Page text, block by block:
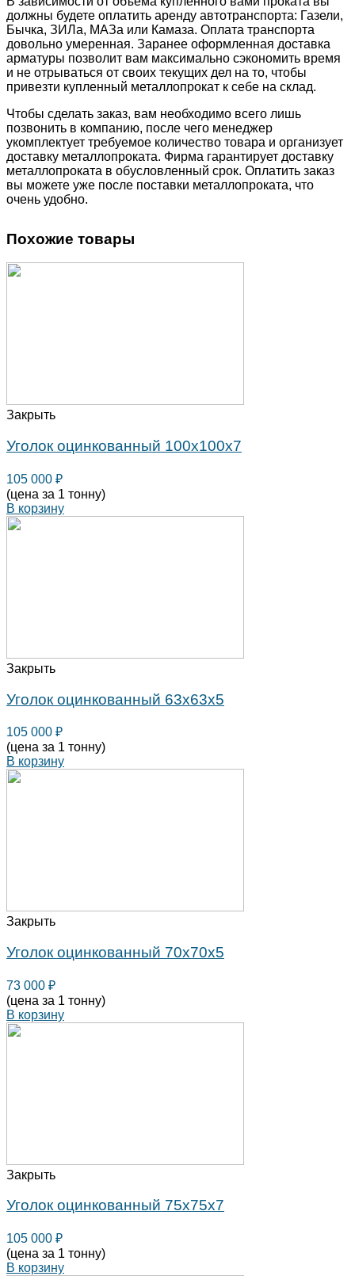
должны будете оплатить аренду автотранспорта: Газели,
Бычка, ЗИЛа, МАЗа или Камаза. Оплата транспорта
довольно умеренная. Заранее оформленная доставка
арматуры позволит вам максимально сэкономить время
и не отрываться от своих текущих дел на то, чтобы
привезти купленный металлопрокат к себе на склад.
Чтобы сделать заказ, вам необходимо всего лишь
позвонить в компанию, после чего менеджер
укомплектует требуемое количество товара и организует
доставку металлопроката. Фирма гарантирует доставку
металлопроката в обусловленный срок. Оплатить заказ
вы можете уже после поставки металлопроката, что
очень удобно.
Похожие товары
Закрыть
Уголок оцинкованный 100х100х7
105 000 ₽
(цена за 1 тонну)
В корзину
Закрыть
Уголок оцинкованный 63х63х5
105 000 ₽
(цена за 1 тонну)
В корзину
Закрыть
Уголок оцинкованный 70х70х5
73 000 ₽
(цена за 1 тонну)
В корзину
Закрыть
Уголок оцинкованный 75х75х7
105 000 ₽
(цена за 1 тонну)
В корзину